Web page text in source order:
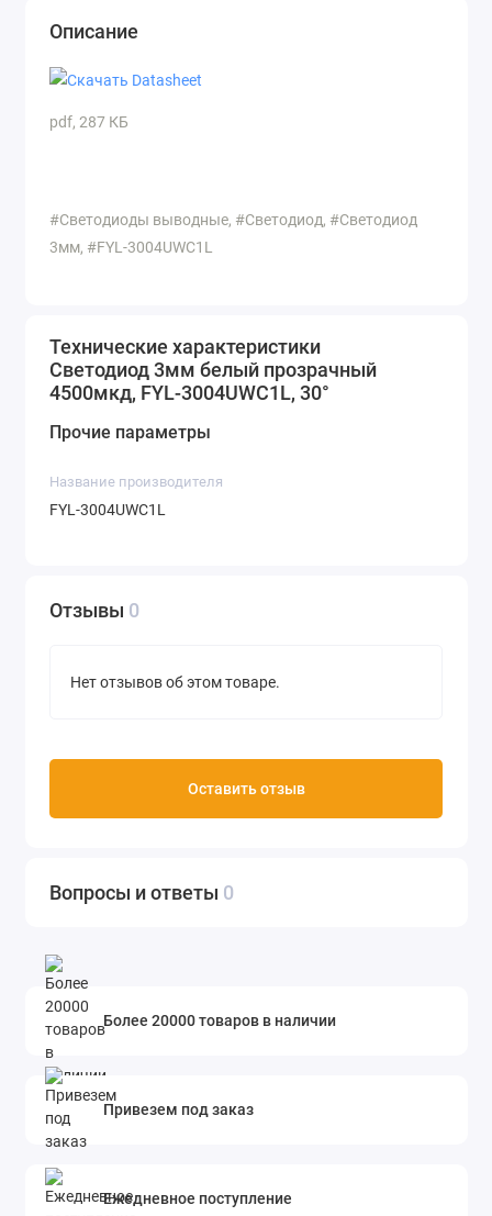
Описание
pdf, 287 КБ
#Светодиоды выводные, #Светодиод, #Светодиод
3мм, #FYL-3004UWC1L
Технические характеристики
Светодиод 3мм белый прозрачный
4500мкд, FYL-3004UWC1L, 30°
Прочие параметры
Название производителя
FYL-3004UWC1L
Отзывы 0
Нет отзывов об этом товаре.
Оставить отзыв
Вопросы и ответы 0
Более 20000 товаров в наличии
Привезем под заказ
Ежедневное поступление